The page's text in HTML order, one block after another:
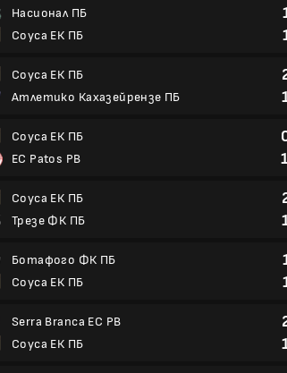
Насионал ПБ
Соуса ЕК ПБ
Соуса ЕК ПБ
Атлетико Кахазейрензе ПБ
Соуса ЕК ПБ
EC Patos PB
Соуса ЕК ПБ
Трезе ФК ПБ
Ботафого ФК ПБ
Соуса ЕК ПБ
Serra Branca EC PB
Соуса ЕК ПБ